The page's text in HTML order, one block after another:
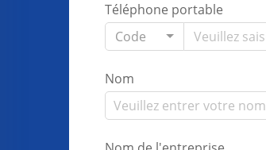
Téléphone portable
Code
Nom